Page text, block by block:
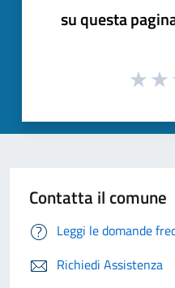
su questa
Contatta il comune
Leggi le domande
Richiedi Assistenza